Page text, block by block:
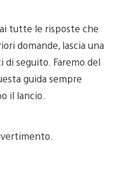
tutte le risposte che
domande, lascia una
seguito. Faremo del
guida sempre
il lancio.